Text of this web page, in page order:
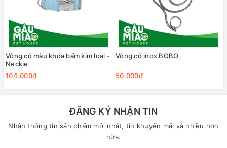
Vòng cổ màu khóa bấm kim loại -
Neckie
104.000₫
Vòng cổ inox BOBO
50.000₫
ĐĂNG KÝ NHẬN TIN
Nhận thông tin sản phẩm mới nhất, tin khuyến mãi và nhiều hơn
nữa.